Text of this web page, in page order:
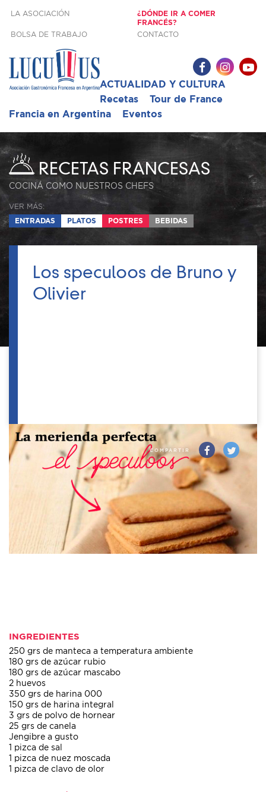
LA ASOCIACIÓN
¿DÓNDE IR A COMER
FRANCÉS?
BOLSA DE TRABAJO
CONTACTO
ACTUALIDAD Y CULTURA
Recetas
Tour de France
Francia en Argentina
Eventos
RECETAS FRANCESAS
COCINÁ COMO NUESTROS CHEFS
VER MÁS:
ENTRADAS
PLATOS POSTRES BEBIDAS
Los speculoos de Bruno y
Olivier
COMPARTIR
INGREDIENTES
250 grs de manteca a temperatura ambiente
180 grs de azúcar rubio
180 grs de azúcar mascabo
2 huevos
350 grs de harina 000
150 grs de harina integral
3 grs de polvo de hornear
25 grs de canela
Jengibre a gusto
1 pizca de sal
1 pizca de nuez moscada
1 pizca de clavo de olor